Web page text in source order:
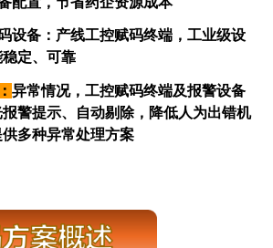
设备： 产线工控赋码终端，工业级设
定、可靠
异常情况，工控赋码终端及报警设备
警提示、自动剔除，降低人为出错机
供多种异常处理方案